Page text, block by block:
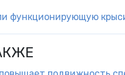
функционирующую